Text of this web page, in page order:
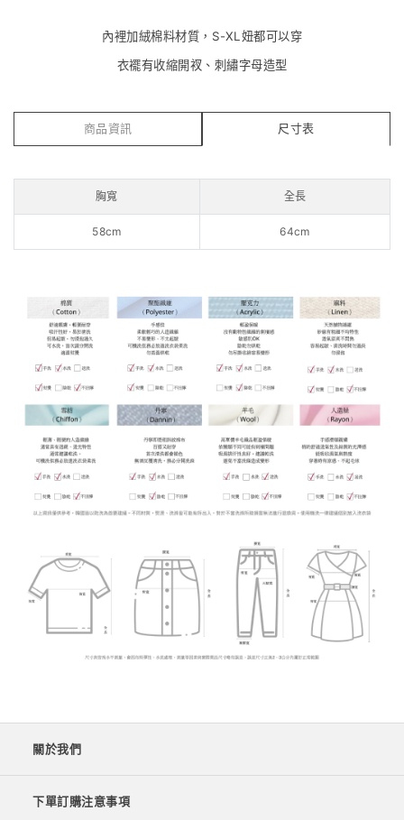
內裡加絨棉料材質，S-XL妞都可以穿
衣襬有收縮開衩、刺繡字母造型
商品資訊 尺寸表
胸寬 全長
58cm 64cm
關於我們
下單訂購注意事項